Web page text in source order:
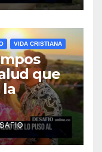
VIDA CRISTIANA
que